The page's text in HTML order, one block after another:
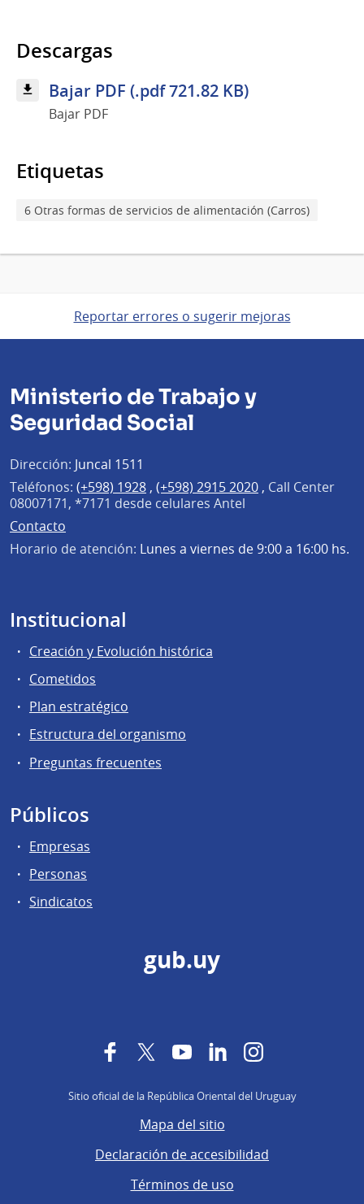
Descargas
Bajar PDF (.pdf 721.82 KB)
Bajar PDF
Etiquetas
6 Otras formas de servicios de alimentación (Carros)
Reportar errores o sugerir mejoras
Ministerio de Trabajo y
Seguridad Social
Dirección: Juncal 1511
Teléfonos: (+598) 1928 , (+598) 2915 2020 , Call Center
08007171, *7171 desde celulares Antel
Contacto
Horario de atención: Lunes a viernes de 9:00 a 16:00 hs.
Institucional
Creación y Evolución histórica
Cometidos
Plan estratégico
Estructura del organismo
Preguntas frecuentes
Públicos
Empresas
Personas
Sindicatos
gub.uy
FacebookTwitterYouTubeLinkedInInstagram
Sitio oficial de la República Oriental del Uruguay
Mapa del sitio
Declaración de accesibilidad
Términos de uso